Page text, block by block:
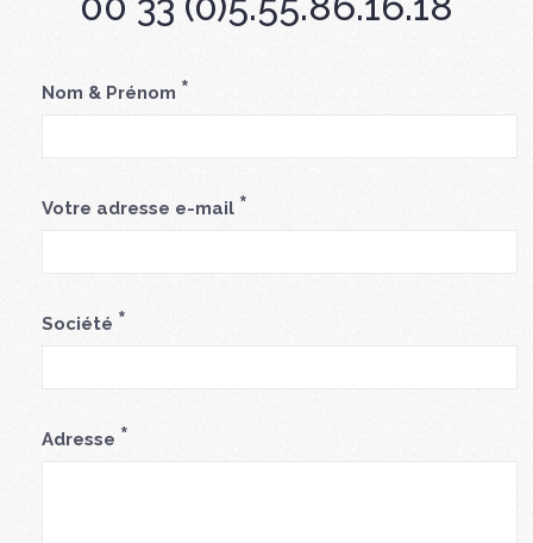
Nom & Prénom *
Votre adresse e-mail *
Société *
Adresse *